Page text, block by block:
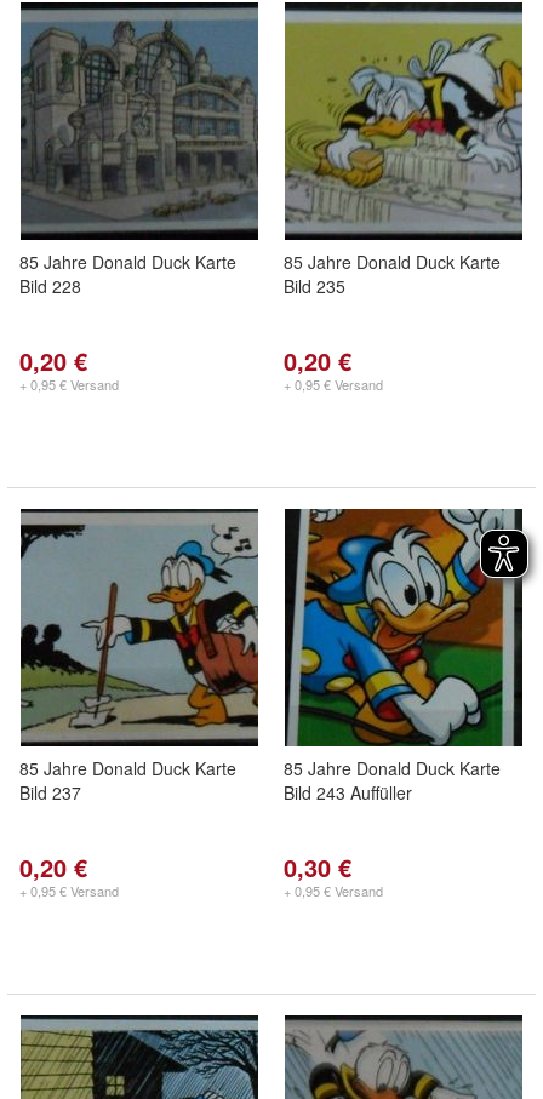
85 Jahre Donald Duck Karte
Bild 228
0,20 €
+ 0,95 € Versand
85 Jahre Donald Duck Karte
Bild 235
0,20 €
+ 0,95 € Versand
85 Jahre Donald Duck Karte
Bild 237
0,20 €
+ 0,95 € Versand
85 Jahre Donald Duck Karte
Bild 243 Auffüller
0,30 €
+ 0,95 € Versand